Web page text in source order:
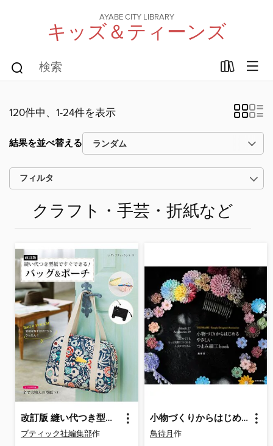
AYABE CITY LIBRARY
キッズ＆ティーンズ
120件中、1-24件を表示
結果を並べ替える
フィルタ
クラフト・手芸・折紙など
改訂版 縫い代つき型紙ですぐできる!バッグ＆ポーチ
ブティック社編集部作
小物づくりからはじめる やさしいつまみ細工book
鳥待月作